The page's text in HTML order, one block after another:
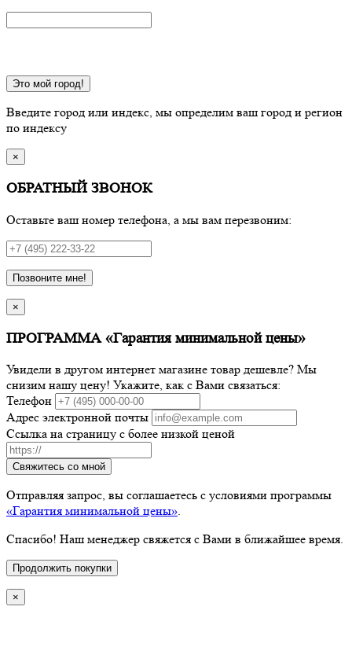
Это мой город!
Введите город или индекс, мы определим ваш город и регион
по индексу
×
ОБРАТНЫЙ ЗВОНОК
Оставьте ваш номер телефона, а мы вам перезвоним:
Позвоните мне!
×
ПРОГРАММА «Гарантия минимальной цены»
Увидели в другом интернет магазине товар дешевле? Мы
снизим нашу цену! Укажите, как с Вами связаться:
Телефон
Адрес электронной почты
Ссылка на страницу с более низкой ценой
Свяжитесь со мной
Отправляя запрос, вы соглашаетесь с условиями программы
«Гарантия минимальной цены».
Спасибо! Наш менеджер свяжется с Вами в ближайшее время.
Продолжить покупки
×